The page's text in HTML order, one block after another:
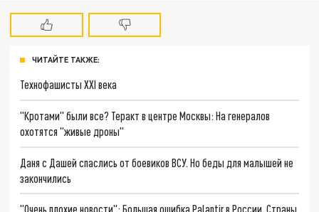
ЧИТАЙТЕ ТАКЖЕ:
Технофашисты XXI века
"Кротами" были все? Теракт в центре Москвы: На генералов
охотятся "живые дроны"
Даня с Дашей спаслись от боевиков ВСУ. Но беды для малышей не
закончились
"Очень плохие новости": Большая ошибка Palantir в России. Страны